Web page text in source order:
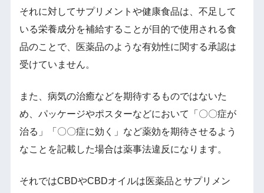
それに対してサプリメントや健康食品は、不足して
いる栄養成分を補給することが目的で使用される食
品のことで、医薬品のような有効性に関する承認は
受けていません。
また、病気の治癒などを期待するものではないた
め、パッケージやポスターなどにおいて「〇〇症が
治る」「〇〇症に効く」など薬効を期待させるよう
なことを記載した場合は薬事法違反になります。
それではCBDやCBDオイルは医薬品とサプリメン